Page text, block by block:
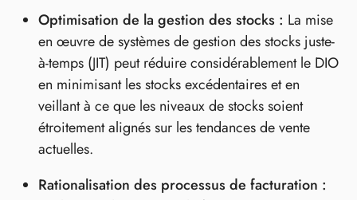
Optimisation de la gestion des stocks : La mise
en œuvre de systèmes de gestion des stocks juste-
à-temps (JIT) peut réduire considérablement le DIO
en minimisant les stocks excédentaires et en
veillant à ce que les niveaux de stocks soient
étroitement alignés sur les tendances de vente
actuelles.
Rationalisation des processus de facturation :